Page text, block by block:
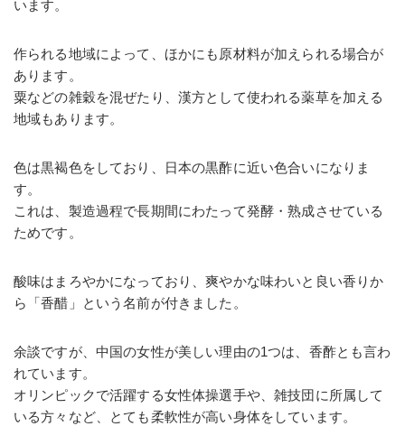
います。
作られる地域によって、ほかにも原材料が加えられる場合が
あります。
粟などの雑穀を混ぜたり、漢方として使われる薬草を加える
地域もあります。
色は黒褐色をしており、日本の黒酢に近い色合いになりま
す。
これは、製造過程で長期間にわたって発酵・熟成させている
ためです。
酸味はまろやかになっており、爽やかな味わいと良い香りか
ら「香醋」という名前が付きました。
余談ですが、中国の女性が美しい理由の1つは、香酢とも言わ
れています。
オリンピックで活躍する女性体操選手や、雑技団に所属して
いる方々など、とても柔軟性が高い身体をしています。